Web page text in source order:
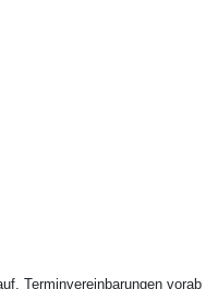
Terminvereinbarungen vorab